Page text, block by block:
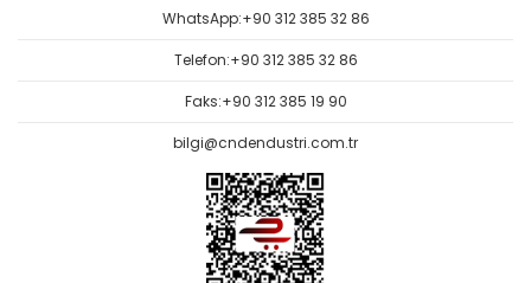
WhatsApp:+90 312 385 32 86
Telefon:+90 312 385 32 86
Faks:+90 312 385 19 90
bilgi@cndendustri.com.tr